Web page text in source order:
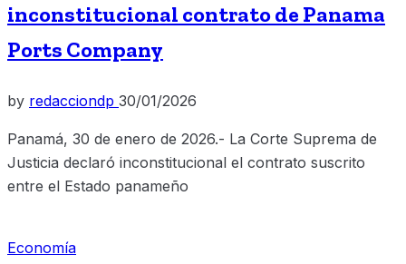
inconstitucional contrato de Panama
Ports Company
by redacciondp 30/01/2026
Panamá, 30 de enero de 2026.- La Corte Suprema de
Justicia declaró inconstitucional el contrato suscrito
entre el Estado panameño
Economía